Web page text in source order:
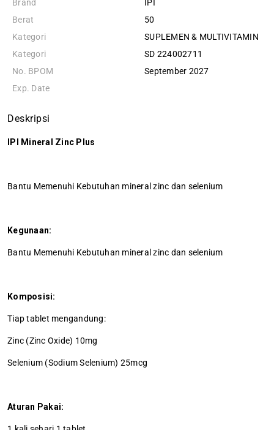
Brand
Berat
Kategori
Kategori
No. BPOM
Exp. Date
IPI
50
SUPLEMEN & MULTIVITAMIN
SD 224002711
September 2027
Deskripsi
IPI Mineral Zinc Plus
Bantu Memenuhi Kebutuhan mineral zinc dan selenium
Kegunaan:
Bantu Memenuhi Kebutuhan mineral zinc dan selenium
Komposisi:
Tiap tablet mengandung:
Zinc (Zinc Oxide) 10mg
Selenium (Sodium Selenium) 25mcg
Aturan Pakai: